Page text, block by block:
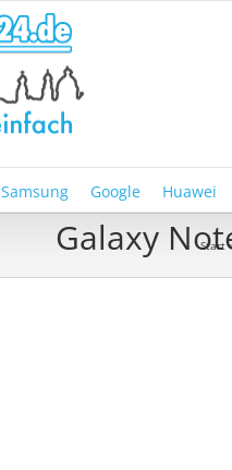
Samsung Google Huawei
Galaxy Start